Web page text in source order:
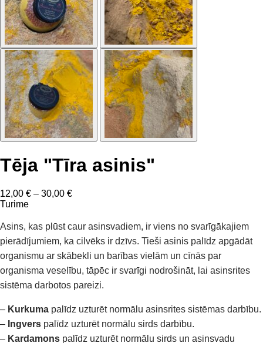
Tēja "Tīra asinis"
12,00 € – 30,00 €Price
through
30,00 €
Turime
Asins, kas plūst caur asinsvadiem, ir viens no svarīgākajiem
pierādījumiem, ka cilvēks ir dzīvs. Tieši asinis palīdz apgādāt
organismu ar skābekli un barības vielām un cīnās par
organisma veselību, tāpēc ir svarīgi nodrošināt, lai asinsrites
sistēma darbotos pareizi.
– Kurkuma palīdz uzturēt normālu asinsrites sistēmas darbību.
– Ingvers palīdz uzturēt normālu sirds darbību.
– Kardamons palīdz uzturēt normālu sirds un asinsvadu